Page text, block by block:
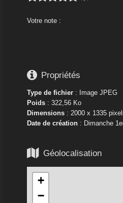
Votre note :
 Propriétés
Type de fichier: Image JPEG
Poids: 322,56 Ko
Dimensions: 2000 x 1335
Date de création: Dimanche
 Géolocalisation
+
−